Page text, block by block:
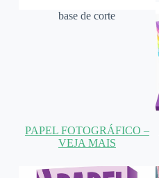
base de corte
PAPEL FOTOGRÁFICO –
VEJA MAIS